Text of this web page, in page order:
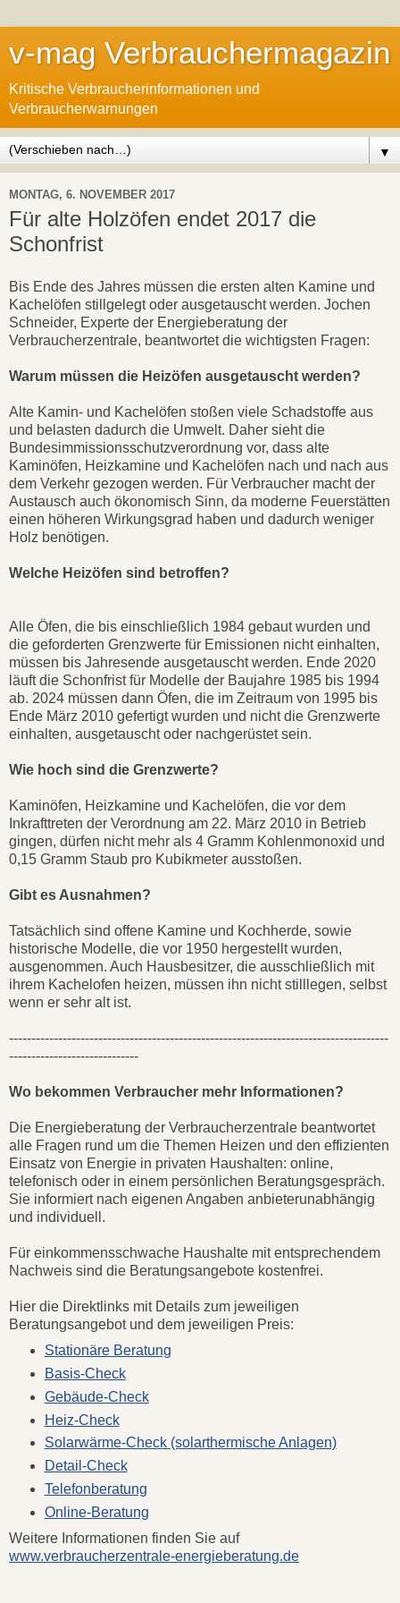
v-mag Verbrauchermagazin
Kritische Verbraucherinformationen und
Verbraucherwarnungen
▼
MONTAG, 6. NOVEMBER 2017
Für alte Holzöfen endet 2017 die
Schonfrist
Bis Ende des Jahres müssen die ersten alten Kamine und
Kachelöfen stillgelegt oder ausgetauscht werden. Jochen
Schneider, Experte der Energieberatung der
Verbraucherzentrale, beantwortet die wichtigsten Fragen:
Warum müssen die Heizöfen ausgetauscht werden?
Alte Kamin- und Kachelöfen stoßen viele Schadstoffe aus
und belasten dadurch die Umwelt. Daher sieht die
Bundesimmissionsschutzverordnung vor, dass alte
Kaminöfen, Heizkamine und Kachelöfen nach und nach aus
dem Verkehr gezogen werden. Für Verbraucher macht der
Austausch auch ökonomisch Sinn, da moderne Feuerstätten
einen höheren Wirkungsgrad haben und dadurch weniger
Holz benötigen.
Welche Heizöfen sind betroffen?
Alle Öfen, die bis einschließlich 1984 gebaut wurden und
die geforderten Grenzwerte für Emissionen nicht einhalten,
müssen bis Jahresende ausgetauscht werden. Ende 2020
läuft die Schonfrist für Modelle der Baujahre 1985 bis 1994
ab. 2024 müssen dann Öfen, die im Zeitraum von 1995 bis
Ende März 2010 gefertigt wurden und nicht die Grenzwerte
einhalten, ausgetauscht oder nachgerüstet sein.
Wie hoch sind die Grenzwerte?
Kaminöfen, Heizkamine und Kachelöfen, die vor dem
Inkrafttreten der Verordnung am 22. März 2010 in Betrieb
gingen, dürfen nicht mehr als 4 Gramm Kohlenmonoxid und
0,15 Gramm Staub pro Kubikmeter ausstoßen.
Gibt es Ausnahmen?
Tatsächlich sind offene Kamine und Kochherde, sowie
historische Modelle, die vor 1950 hergestellt wurden,
ausgenommen. Auch Hausbesitzer, die ausschließlich mit
ihrem Kachelofen heizen, müssen ihn nicht stilllegen, selbst
wenn er sehr alt ist.
-------------------------------------------------------------------------------------
-----------------------------
Wo bekommen Verbraucher mehr Informationen?
Die Energieberatung der Verbraucherzentrale beantwortet
alle Fragen rund um die Themen Heizen und den effizienten
Einsatz von Energie in privaten Haushalten: online,
telefonisch oder in einem persönlichen Beratungsgespräch.
Sie informiert nach eigenen Angaben anbieterunabhängig
und individuell.
Für einkommensschwache Haushalte mit entsprechendem
Nachweis sind die Beratungsangebote kostenfrei.
Hier die Direktlinks mit Details zum jeweiligen
Beratungsangebot und dem jeweiligen Preis:
Stationäre Beratung
Basis-Check
Gebäude-Check
Heiz-Check
Solarwärme-Check (solarthermische Anlagen)
Detail-Check
Telefonberatung
Online-Beratung
Weitere Informationen finden Sie auf
www.verbraucherzentrale-energieberatung.de